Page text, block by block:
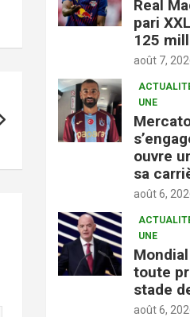
Real
pari
125
août 7,
UNE
ouvre
sa
août 6,
UNE
toute
stade
août 6,